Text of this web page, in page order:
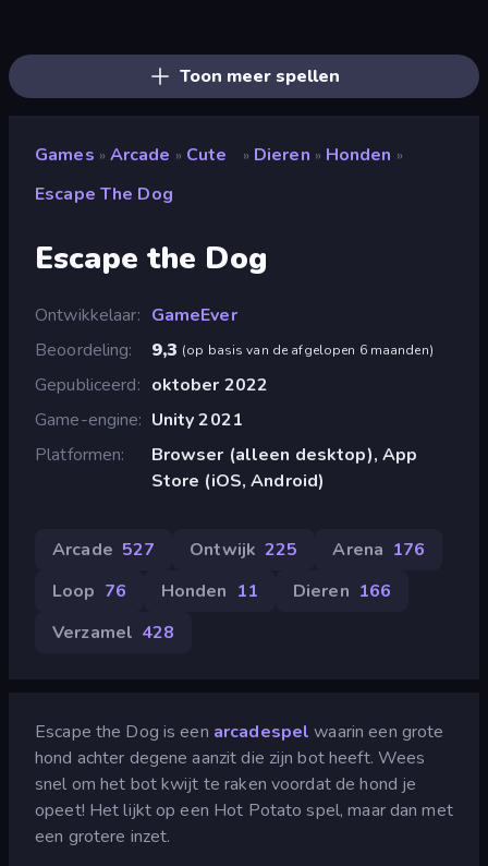
Toon meer spellen
Games » Arcade » Cute » Dieren » Honden »
Escape The Dog
Escape the Dog
Ontwikkelaar
GameEver
Beoordeling
9,3 (op basis van de afgelopen 6 maanden)
Gepubliceerd
oktober 2022
Game-engine
Unity 2021
Platformen
Browser (alleen desktop), App
Store (iOS, Android)
Arcade 527 Ontwijk 225 Arena 176
Loop 76 Honden 11 Dieren 166
Verzamel 428
Escape the Dog is een arcadespel waarin een grote
hond achter degene aanzit die zijn bot heeft. Wees
snel om het bot kwijt te raken voordat de hond je
opeet! Het lijkt op een Hot Potato spel, maar dan met
een grotere inzet.